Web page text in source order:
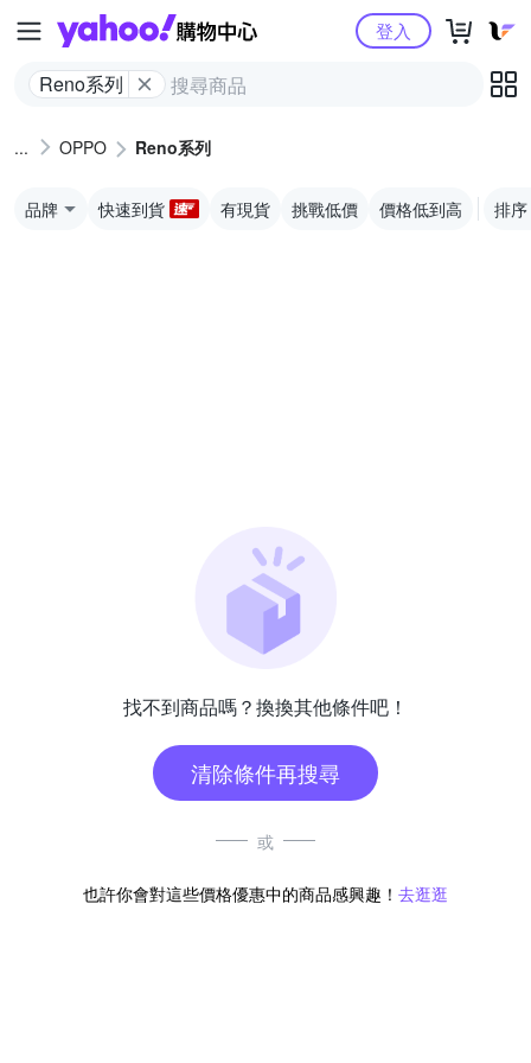
Yahoo購物中心
Reno系列
登入
OPPO Reno系列
品牌 快速到貨 有現貨 挑戰低價 價格低到高 排序
找不到商品嗎？換換其他條件吧！
清除條件再搜尋
或
也許你會對這些價格優惠中的商品感興趣！ 去逛逛